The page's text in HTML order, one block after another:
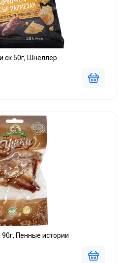
ск 50г, Шнеллер
Пенные истории